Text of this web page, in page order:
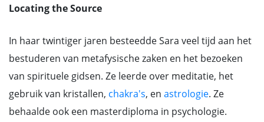
Locating the Source
In haar twintiger jaren besteedde Sara veel tijd aan het
bestuderen van metafysische zaken en het bezoeken
van spirituele gidsen. Ze leerde over meditatie, het
gebruik van kristallen, chakra's, en astrologie. Ze
behaalde ook een masterdiploma in psychologie.